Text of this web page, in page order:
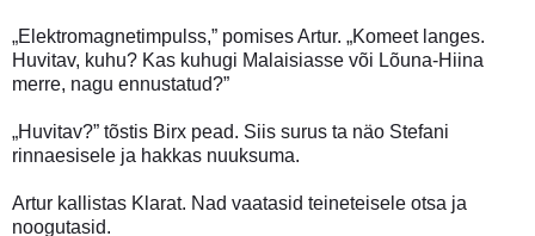
„Elektromagnetimpulss,” pomises Artur. „Komeet langes.
Huvitav, kuhu? Kas kuhugi Malaisiasse või Lõuna-Hiina
merre, nagu ennustatud?”
„Huvitav?” tõstis Birx pead. Siis surus ta näo Stefani
rinnaesisele ja hakkas nuuksuma.
Artur kallistas Klarat. Nad vaatasid teineteisele otsa ja
noogutasid.